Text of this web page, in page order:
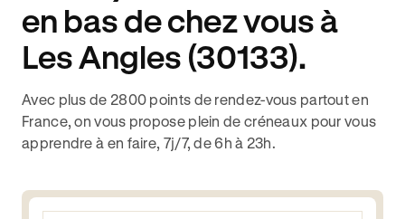
en bas de chez vous à
Les Angles (30133).
Avec plus de 2800 points de rendez-vous partout en
France, on vous propose plein de créneaux pour vous
apprendre à en faire, 7j/7, de 6h à 23h.